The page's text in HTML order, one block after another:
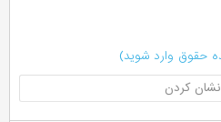
حقوق وارد شوید)
نشان کردن